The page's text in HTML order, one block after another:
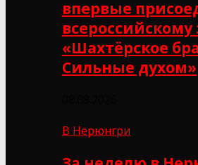
впервые
всероссийскому
«Шахтёрское
Сильные духом»
В Нерюнгри